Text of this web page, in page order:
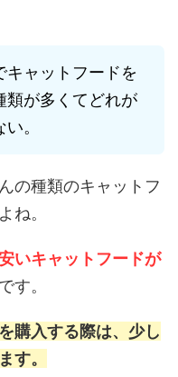
キャットフードを
類が多くてどれが
。
の種類のキャットフ
ね。
いキャットフードが
です。
購入する際は、少し
す。